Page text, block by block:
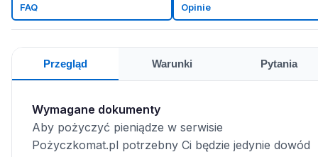
FAQ Opinie
Przegląd Warunki Pytania
Wymagane dokumenty
Aby pożyczyć pieniądze w serwisie
Pożyczkomat.pl potrzebny Ci będzie jedynie dowód